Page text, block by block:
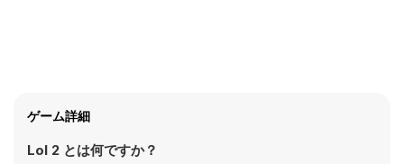
ゲーム詳細
Lol 2 とは何ですか？